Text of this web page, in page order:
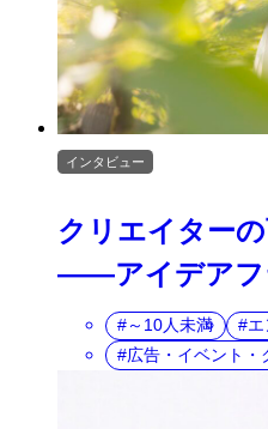
クリエイター
――アイデアフ
インタビュー
～10人未満
エ
広告・イベント・